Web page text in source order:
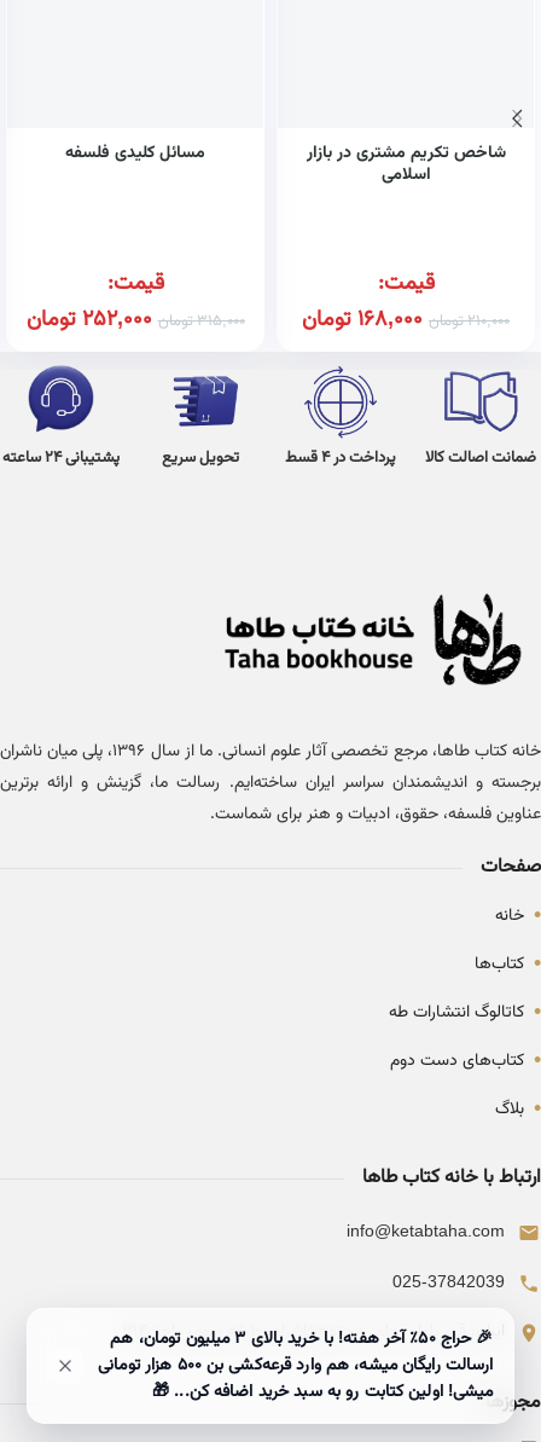
شاخص تکریم مشتری در بازار
اسلامی
قیمت:
210,000تومان 168,000تومان
مسائل کلیدی فلسفه
قیمت:
315,000تومان 252,000تومان
ضمانت اصالت کالا پرداخت در 4 قسط تحویل سریع پشتیبانی 24 ساعته
خانه کتاب طاها، مرجع تخصصی آثار علوم انسانی. ما از سال ۱۳۹۶، پلی میان ناشران
برجسته و اندیشمندان سراسر ایران ساخته‌ایم. رسالت ما، گزینش و ارائه برترین
عناوین فلسفه، حقوق، ادبیات و هنر برای شماست.
صفحات
• خانه
• کتاب‌ها
• کاتالوگ انتشارات طه
• کتاب‌های دست دوم
• بلاگ
ارتباط با خانه کتاب طاها
info@ketabtaha.com
025-37842039
ایران، قم، بلوار معلم، مجتمع ناشران، طبقه سوم، واحد ۳۱۴
مجوزها
🎉 حراج ۵۰٪ آخر هفته! با خرید بالای 3 میلیون تومان، هم
ارسالت رایگان میشه، هم وارد قرعه‌کشی بن ۵۰۰ هزار تومانی
میشی! اولین کتابت رو به سبد خرید اضافه کن... 🎁